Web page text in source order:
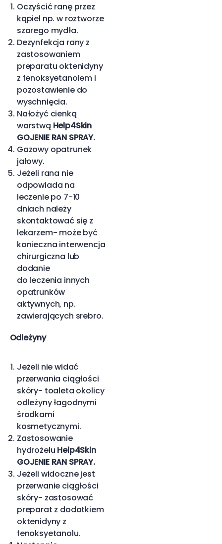
Oczyścić ranę przez
kąpiel np. w roztworze
szarego mydła.
Dezynfekcja rany z
zastosowaniem
preparatu oktenidyny
z fenoksyetanolem i
pozostawienie do
wyschnięcia.
Nałożyć cienką
warstwą Help4Skin
GOJENIE RAN SPRAY.
Gazowy opatrunek
jałowy.
Jeżeli rana nie
odpowiada na
leczenie po 7-10
dniach należy
skontaktować się z
lekarzem- może być
konieczna interwencja
chirurgiczna lub
dodanie
do leczenia innych
opatrunków
aktywnych, np.
zawierających srebro.
Odleżyny
Jeżeli nie widać
przerwania ciągłości
skóry- toaleta okolicy
odleżyny łagodnymi
środkami
kosmetycznymi.
Zastosowanie
hydrożelu Help4Skin
GOJENIE RAN SPRAY.
Jeżeli widoczne jest
przerwanie ciągłości
skóry- zastosować
preparat z dodatkiem
oktenidyny z
fenoksyetanolu.